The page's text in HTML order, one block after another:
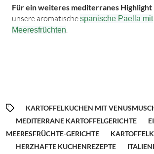
Für ein weiteres mediterranes Highlight
unsere aromatischespanische Paella mit
Meeresfrüchten
KARTOFFELKUCHEN MIT
MEDITERRANE KARTOFFELGERICHTE
MEERESFRÜCHTE-GERICHTE
HERZHAFTE KUCHENREZEPTE